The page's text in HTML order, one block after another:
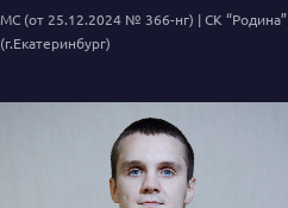
МС (от 25.12.2024 № 366-нг)
СК “Родина”
(г.Екатеринбург)